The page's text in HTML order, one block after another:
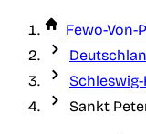
Fewo-Von-
Sankt